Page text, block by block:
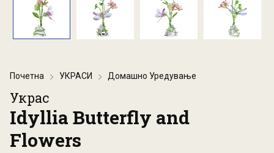
Почетна УКРАСИ Домашно Уредување
Украс
Idyllia Butterfly and
Flowers